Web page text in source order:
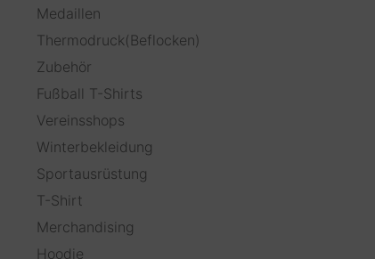
Medaillen
Thermodruck(Beflocken)
Zubehör
Fußball T-Shirts
Vereinsshops
Winterbekleidung
Sportausrüstung
T-Shirt
Merchandising
Hoodie